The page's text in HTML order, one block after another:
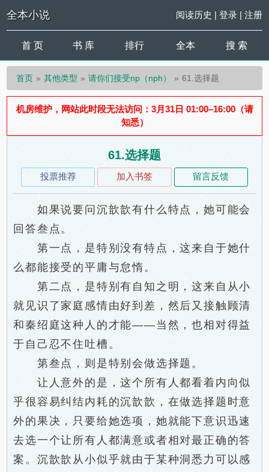
全本小说 阅读历史 | 登录| 注册
首 页 书 库 排行 全本 搜 索
首页 其他类型 请你们接受np（nph） 61.选择题
机房维护，网站此时段无法访问：3月31日 01:00–16:00（请
知悉）
61.选择题
投票推荐 加入书签 留言反馈
如果说要问沉歆歆有什么特点，她可能会
回答叁点。
第一点，是特别没有特点，这来自于她什
么都能接受的平庸与怠惰。
第二点，是特别有自知之明，这来自从小
就见识了家庭感情由好到差，然后又接触顾清
和秦绍庭这种人的才能——当然，也相对得益
于自己忍不住吐槽。
第叁点，则是特别会做选择题。
让人意外的是，这个所有人都看着内向似
乎很容易纠结内耗的沉歆歆，在做选择题时意
外的果决，只要给她选项，她就能下意识迅速
去选一个让所有人都满意或者相对最正确的答
案。沉歆歆从小似乎就由于某种洞悉力可以感